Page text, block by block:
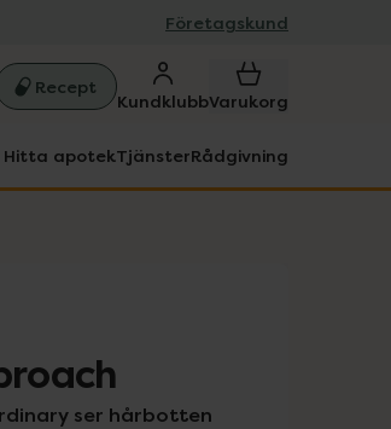
Företagskund
Recept
KundklubbVarukorg
Hitta apotekTjänsterRådgivning
ser hårbotten